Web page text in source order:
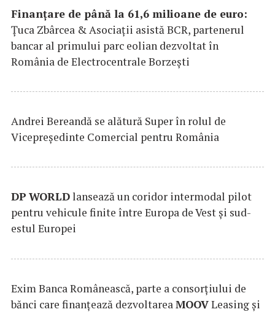
Finanțare de până la 61,6 milioane de euro:
Țuca Zbârcea & Asociații asistă BCR, partenerul
bancar al primului parc eolian dezvoltat în
România de Electrocentrale Borzești
Andrei Bereandă se alătură Super în rolul de
Vicepreședinte Comercial pentru România
DP WORLDlansează un coridor intermodal pilot
pentru vehicule finite între Europa de Vest și sud-
estul Europei
Exim Banca Românească, parte a consorțiului de
bănci care finanțează dezvoltareaMOOVLeasing și